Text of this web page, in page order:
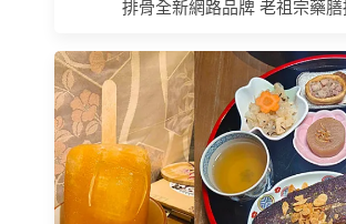
排骨全新網路品牌 老祖宗藥膳